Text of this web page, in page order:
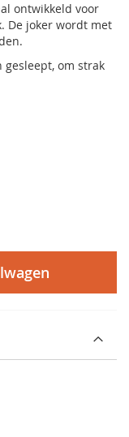
ontwikkeld voor
De joker wordt met
om strak